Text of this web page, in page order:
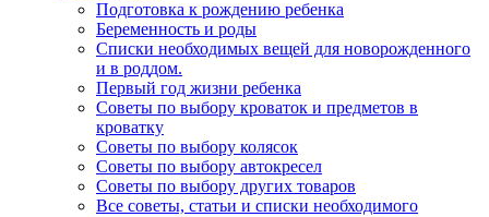
Подготовка к рождению ребенка
Беременность и роды
Списки необходимых вещей для новорожденного
и в роддом.
Первый год жизни ребенка
Советы по выбору кроваток и предметов в
кроватку
Советы по выбору колясок
Советы по выбору автокресел
Советы по выбору других товаров
Все советы, статьи и списки необходимого